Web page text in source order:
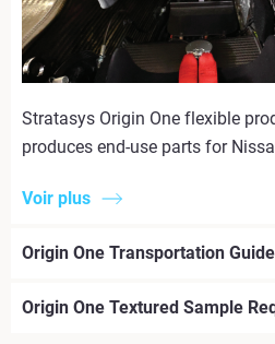
Stratasys Origin One flexible
produces end-use parts for
Voir plus
Origin One Transportation Guide
Origin One Textured Sample